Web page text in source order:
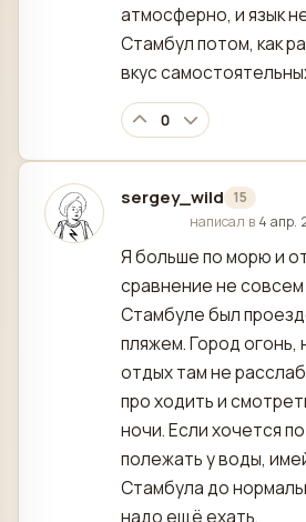
атмосферно, и язык
Стамбул потом, как
вкус
0
sergey_wild 15
отредактировано
написал в 4 апр.
Я больше по морю и
сравнение не
Стамбуле был
пляжем. Город огонь,
отдых там не
про ходить и
ночи. Если хочется
полежать у воды,
Стамбула до
надо ещё ехать.